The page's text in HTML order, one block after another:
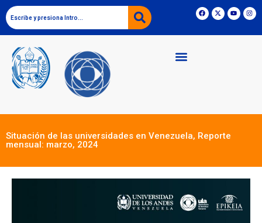
Situación de las universidades en Venezuela, Reporte
mensual: marzo, 2024